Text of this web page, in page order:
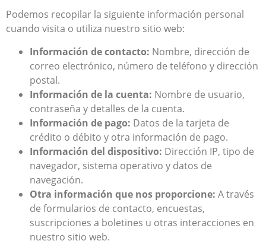
Podemos recopilar la siguiente información personal
cuando visita o utiliza nuestro sitio web:
Información de contacto: Nombre, dirección de
correo electrónico, número de teléfono y dirección
postal.
Información de la cuenta: Nombre de usuario,
contraseña y detalles de la cuenta.
Información de pago: Datos de la tarjeta de
crédito o débito y otra información de pago.
Información del dispositivo: Dirección IP, tipo de
navegador, sistema operativo y datos de
navegación.
Otra información que nos proporcione: A través
de formularios de contacto, encuestas,
suscripciones a boletines u otras interacciones en
nuestro sitio web.